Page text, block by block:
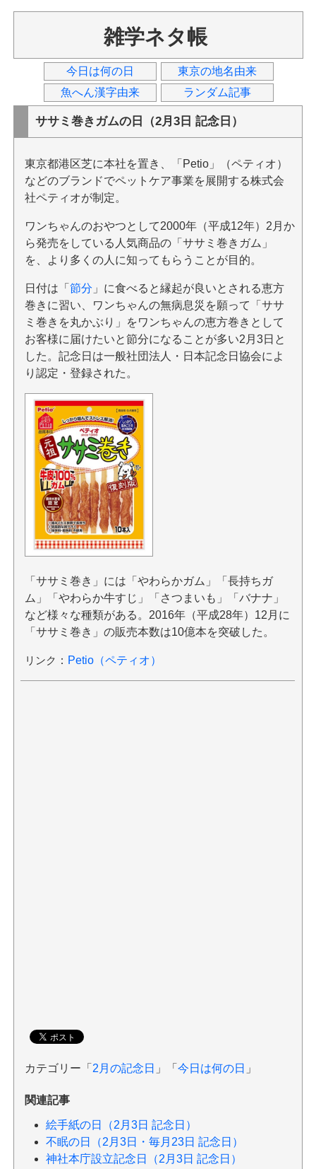
雑学ネタ帳
今日は何の日
東京の地名由来
魚へん漢字由来
ランダム記事
ササミ巻きガムの日（2月3日 記念日）
東京都港区芝に本社を置き、「Petio」（ペティオ）
などのブランドでペットケア事業を展開する株式会
社ペティオが制定。
ワンちゃんのおやつとして2000年（平成12年）2月か
ら発売をしている人気商品の「ササミ巻きガム」
を、より多くの人に知ってもらうことが目的。
日付は「 節分 」に食べると縁起が良いとされる恵方
巻きに習い、ワンちゃんの無病息災を願って「ササ
ミ巻きを丸かぶり」をワンちゃんの恵方巻きとして
お客様に届けたいと節分になることが多い2月3日と
した。記念日は一般社団法人・日本記念日協会によ
り認定・登録された。
「ササミ巻き」には「やわらかガム」「長持ちガ
ム」「やわらか牛すじ」「さつまいも」「バナナ」
など様々な種類がある。2016年（平成28年）12月に
「ササミ巻き」の販売本数は10億本を突破した。
リンク ： Petio（ペティオ）
カテゴリー「 2月の記念日 」「 今日は何の日 」
関連記事
絵手紙の日（2月3日 記念日）
不眠の日（2月3日・毎月23日 記念日）
神社本庁設立記念日（2月3日 記念日）